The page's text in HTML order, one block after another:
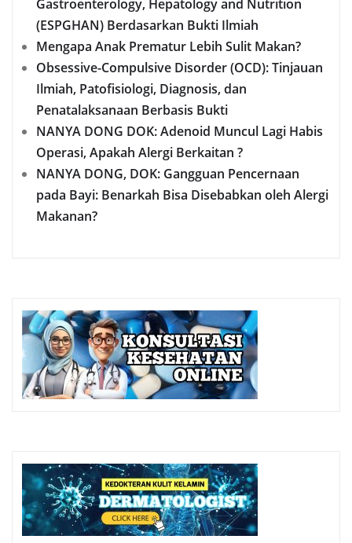
Gastroenterology, Hepatology and Nutrition
(ESPGHAN) Berdasarkan Bukti Ilmiah
Mengapa Anak Prematur Lebih Sulit Makan?
Obsessive-Compulsive Disorder (OCD): Tinjauan
Ilmiah, Patofisiologi, Diagnosis, dan
Penatalaksanaan Berbasis Bukti
NANYA DONG DOK: Adenoid Muncul Lagi Habis
Operasi, Apakah Alergi Berkaitan ?
NANYA DONG, DOK: Gangguan Pencernaan
pada Bayi: Benarkah Bisa Disebabkan oleh Alergi
Makanan?